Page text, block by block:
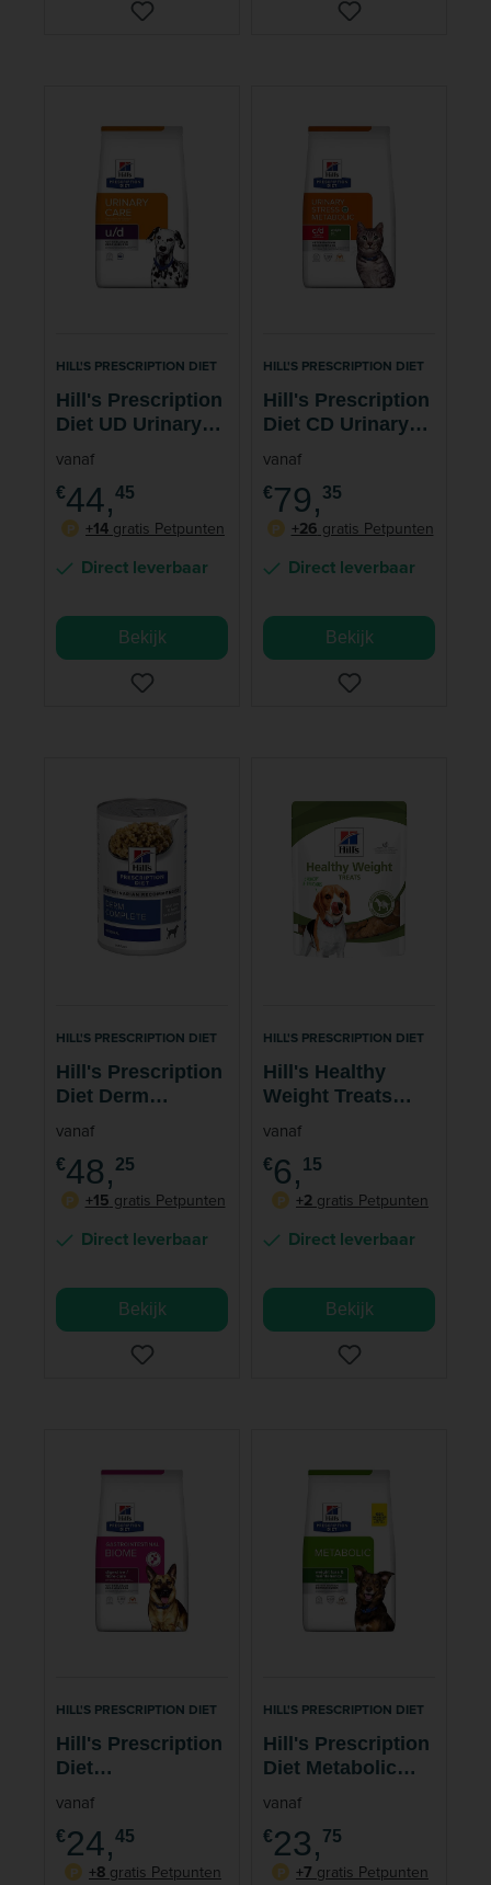
HILL'S PRESCRIPTION DIET
Hill's Prescription
Diet UD Urinary
Care Hondenvoer
vanaf
€44,45
P
+14 gratis Petpunten
Direct leverbaar
Bekijk
HILL'S PRESCRIPTION DIET
Hill's Prescription
Diet CD Urinary
Stress +
Kattenvoer Kip
vanaf
€79, 35
P
+26 gratis Petpunten
Direct leverbaar
Bekijk
HILL'S PRESCRIPTION DIET
Hill's Prescription
Diet Derm
Complete
vanaf
€48, 25
P
+15 gratis Petpunten
Direct leverbaar
Bekijk
HILL'S PRESCRIPTION DIET
Hill's Healthy
Weight Treats
Hondensnack 200
vanaf
€6, 15
P
+2 gratis Petpunten
Direct leverbaar
Bekijk
HILL'S PRESCRIPTION DIET
Hill's Prescription
Diet
Gastrointestinal
Hondenvoer Kip
vanaf
€24,45
P
+8 gratis Petpunten
HILL'S PRESCRIPTION DIET
Hill's Prescription
Diet Metabolic
Weight
Hondenvoer met
Lam & Rijst
vanaf
€23, 75
P
+7 gratis Petpunten